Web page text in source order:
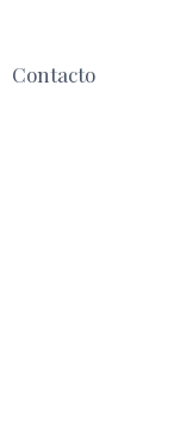
Contacto